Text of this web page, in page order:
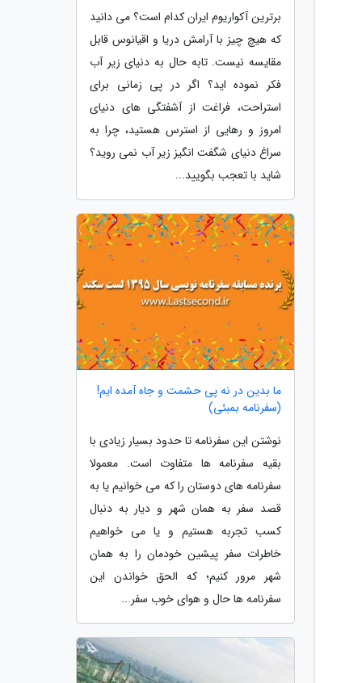
برترین آکواریوم ایران کدام است؟ می دانید
که هیچ چیز با آرامش دریا و اقیانوس قابل
مقایسه نیست. تابه حال به دنیای زیر آب
فکر نموده اید؟ اگر در پی زمانی برای
استراحت، فراغت از آشفتگی های دنیای
امروز و رهایی از استرس هستید، چرا به
سراغ دنیای شگفت انگیز زیر آب نمی روید؟
شاید با تعجب بگویید...
ما بدین در نه پی حشمت و جاه آمده ایم!
(سفرنامه بمبئی)
نوشتن این سفرنامه تا حدود بسیار زیادی با
بقیه سفرنامه ها متفاوت است. معمولا
سفرنامه های دوستان را که می خوانیم یا به
قصد سفر به همان شهر و دیار به دنبال
کسب تجربه هستیم و یا می خواهیم
خاطرات سفر پیشین خودمان را به همان
شهر مرور کنیم؛ که الحق خواندن این
سفرنامه ها حال و هوای خوب سفر...